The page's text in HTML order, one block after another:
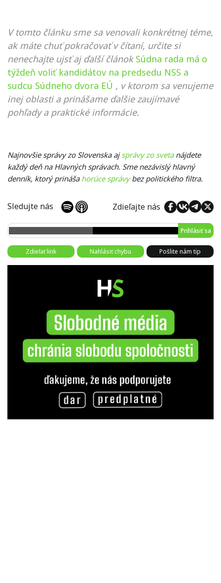
V tomto článku sme sa venovali konkrétnej téme,
ak máte chuť pokračovať v čítaní, určite si
nenechajte ujsť aj ďalší článok Súdna rada má o
týždeň voliť kandidátov na predsedu NSS a
sudcu Súdneho dvora EÚ , v ktorom sa venujeme
inej oblasti a prinášame ďalšie zaujímavé
pohľady a praktické informácie.
Najnovšie správy zo Slovenska ajsprávy zo svetanájdete
každý deň na Hlavných správach. Sme nezávislý hlavný
denník, ktorý prináša horúce správybez politického filtra.
Sledujte nás Zdieľajte nás
Prihlásiť sa
Zdieľať link Nahlásiť chybu Pošlite nám tip